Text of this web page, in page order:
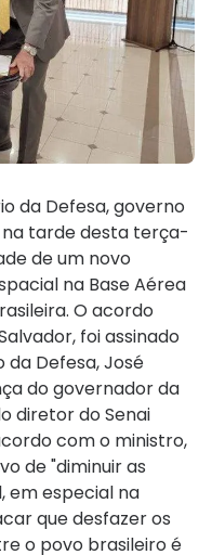
da Defesa, governo
na tarde desta terça-
de um novo
na Base Aérea
O acordo
foi assinado
da Defesa, José
do governador da
diretor do Senai
com o ministro,
de "diminuir as
em especial na
que desfazer os
o povo brasileiro é